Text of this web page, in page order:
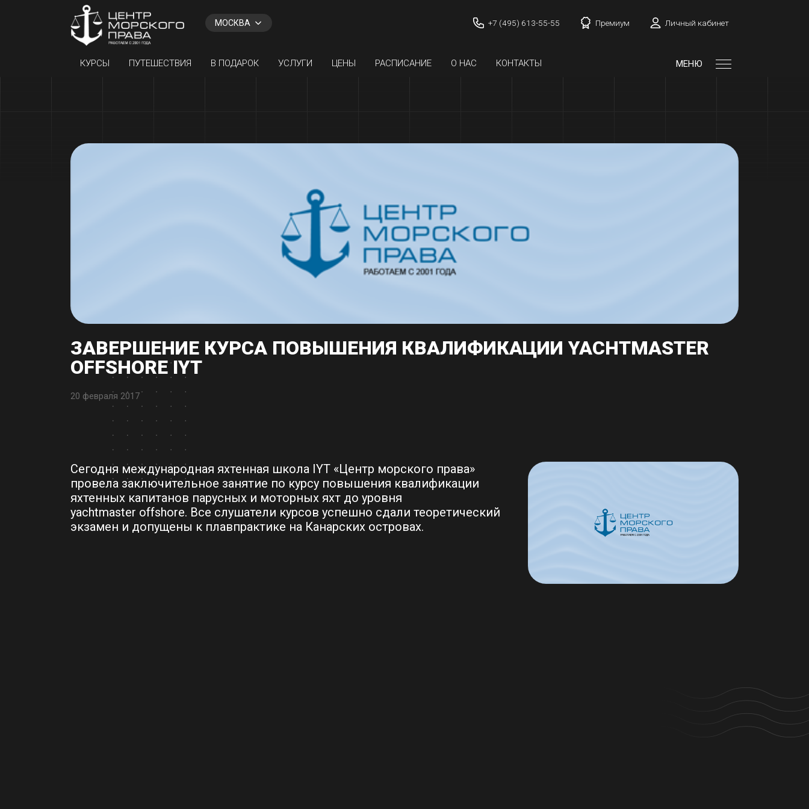
МОСКВА +7 (495) 613-55-55 Премиум Личный кабинет
КУРСЫ ПУТЕШЕСТВИЯ В ПОДАРОК УСЛУГИ ЦЕНЫ РАСПИСАНИЕ О НАС КОНТАКТЫ МЕНЮ
Назад
ЗАВЕРШЕНИЕ КУРСА ПОВЫШЕНИЯ КВАЛИФИКАЦИИ YACHTMASTER
OFFSHORE IYT
20 февраля 2017
Сегодня международная яхтенная школа IYT «Центр морского права»
провела заключительное занятие по курсу повышения квалификации
яхтенных капитанов парусных и моторных яхт до уровня
yachtmaster offshore. Все слушатели курсов успешно сдали теоретический
экзамен и допущены к плавпрактике на Канарских островах.